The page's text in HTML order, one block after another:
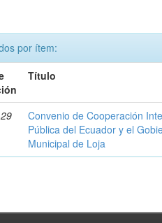
por ítem:
Título
Convenio de Cooperación
Pública del Ecuador y el
Municipal de Loja